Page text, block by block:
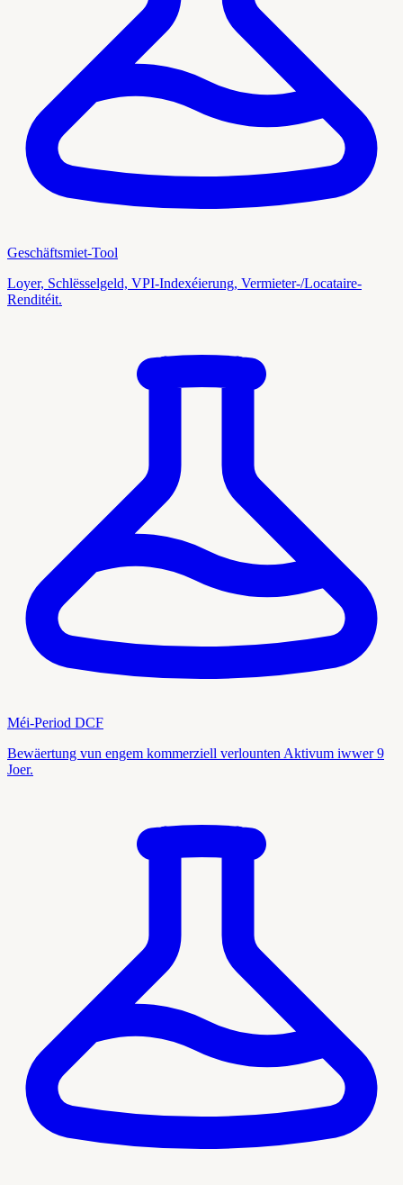
Geschäftsmiet-Tool
Loyer, Schlësselgeld, VPI-Indexéierung, Vermieter-/Locataire-
Renditéit.
Méi-Period DCF
Bewäertung vun engem kommerziell verlounten Aktivum iwwer 9
Joer.